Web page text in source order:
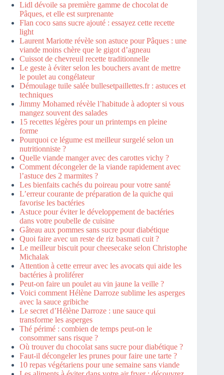
Lidl dévoile sa première gamme de chocolat de
Pâques, et elle est surprenante
Flan coco sans sucre ajouté : essayez cette recette
light
Laurent Mariotte révèle son astuce pour Pâques : une
viande moins chère que le gigot d’agneau
Cuissot de chevreuil recette traditionnelle
Le geste à éviter selon les bouchers avant de mettre
le poulet au congélateur
Démoulage tuile salée bullesetpaillettes.fr : astuces et
techniques
Jimmy Mohamed révèle l’habitude à adopter si vous
mangez souvent des salades
15 recettes légères pour un printemps en pleine
forme
Pourquoi ce légume est meilleur surgelé selon un
nutritionniste ?
Quelle viande manger avec des carottes vichy ?
Comment décongeler de la viande rapidement avec
l’astuce des 2 marmites ?
Les bienfaits cachés du poireau pour votre santé
L’erreur courante de préparation de la quiche qui
favorise les bactéries
Astuce pour éviter le développement de bactéries
dans votre poubelle de cuisine
Gâteau aux pommes sans sucre pour diabétique
Quoi faire avec un reste de riz basmati cuit ?
Le meilleur biscuit pour cheesecake selon Christophe
Michalak
Attention à cette erreur avec les avocats qui aide les
bactéries à proliférer
Peut-on faire un poulet au vin jaune la veille ?
Voici comment Hélène Darroze sublime les asperges
avec la sauce gribiche
Le secret d’Hélène Darroze : une sauce qui
transforme les asperges
Thé périmé : combien de temps peut-on le
consommer sans risque ?
Où trouver du chocolat sans sucre pour diabétique ?
Faut-il décongeler les prunes pour faire une tarte ?
10 repas végétariens pour une semaine sans viande